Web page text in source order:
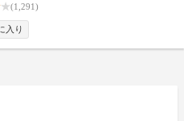
(1,291)